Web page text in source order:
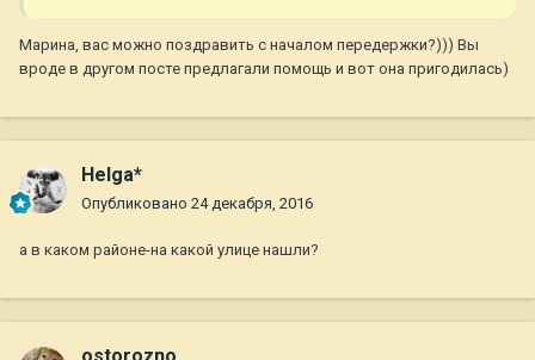
Марина, вас можно поздравить с началом передержки?))) Вы
вроде в другом посте предлагали помощь и вот она пригодилась)
Helga*
Опубликовано 24 декабря, 2016
а в каком районе-на какой улице нашли?